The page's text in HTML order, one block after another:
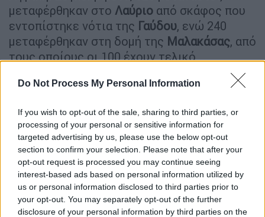
Do Not Process My Personal Information
If you wish to opt-out of the sale, sharing to third parties, or
processing of your personal or sensitive information for
targeted advertising by us, please use the below opt-out
section to confirm your selection. Please note that after your
opt-out request is processed you may continue seeing
interest-based ads based on personal information utilized by
us or personal information disclosed to third parties prior to
your opt-out. You may separately opt-out of the further
disclosure of your personal information by third parties on the
μεταφέρθηκαν στο Λαύριο από σκάφος που
εντοπίστηκε νότια της Γαύδου, ενώ 240
μεταφέρθηκαν στη δομή της Μαλακάσας, από
τους οποίους οι 100 έχουν τελικό
προορισμό τα Διαβατά. Την Πέμπτη (10/7)
έγινε ευρεία επιχείρηση διάσωσης
να εντοπίζονται σε σκάφος, ενώ
συνελήφθησαν 8 διακινητές.
Σύμφωνα με τοΛιμενικό , όσοι δηλώνουν
αίτημα ασύλου ενημερώνονται πως έχει
ανασταλεί η επεξεργασία του, βάσει του
νέου πλαισίου.